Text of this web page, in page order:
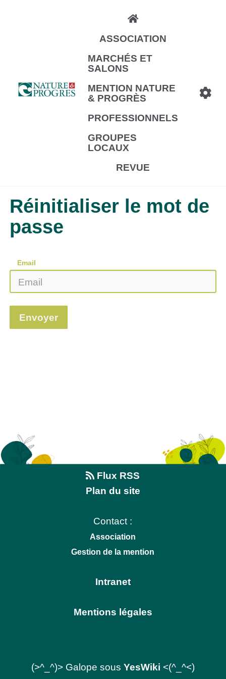
ASSOCIATION
MARCHÉS ET
SALONS
MENTION NATURE
& PROGRÈS
PROFESSIONNELS
GROUPES
LOCAUX
REVUE
Réinitialiser le mot de
passe
Email
Envoyer
Flux RSS
Plan du site
Contact :
Association
Gestion de la mention
Intranet
Mentions légales
(>^_^)> Galope sous YesWiki <(^_^<)